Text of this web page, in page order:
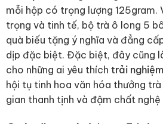
mỗi hộp có trọng lượng 125gram.
trọng và tinh tế, bộ trà ô long 5
quà biếu tặng ý nghĩa và đẳng
dịp đặc biệt. Đặc biệt, đây cũng
cho những ai yêu thích trải
hội tụ tinh hoa văn hóa thưởng
gian thanh tịnh và đậm chất